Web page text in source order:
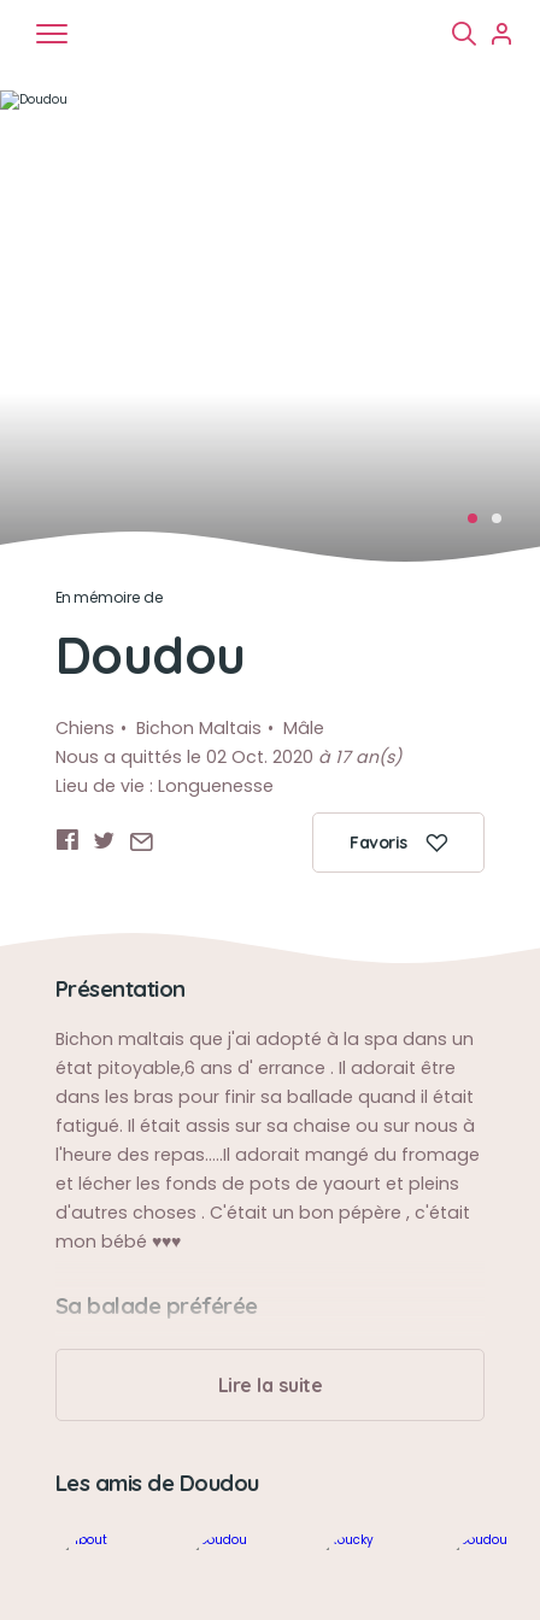
En mémoire de
Doudou
Chiens Bichon Maltais
Mâle
Nous a quittés le 02 Oct. 2020 à 17 an(s)
Lieu de vie : Longuenesse
Favoris
Présentation
Bichon maltais que j'ai adopté à la spa dans un
état pitoyable,6 ans d' errance . Il adorait être
dans les bras pour finir sa ballade quand il était
fatigué. Il était assis sur sa chaise ou sur nous à
l'heure des repas.....Il adorait mangé du fromage
et lécher les fonds de pots de yaourt et pleins
d'autres choses . C'était un bon pépère , c'était
mon bébé ♥♥♥
Sa balade préférée
faire son grand tour du quartier de maisons,
toujours le même car il n'aimait pas le
changement!!!!!
Sa bêtise préférée
aboyer sur les chiens qu'il n'aimait pas et courir
à toute vitesse dans le couloir......
Lire la suite
Les amis de Doudou